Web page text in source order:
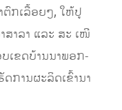
ຕົກເລື້ອຍໆ, ໃຫ້ປູ
ສາລາ ແລະ ສະ ເໜີ
ເຂດບ້ານນາພອກ-
ດການຜະລິດເຂົ້ານາ